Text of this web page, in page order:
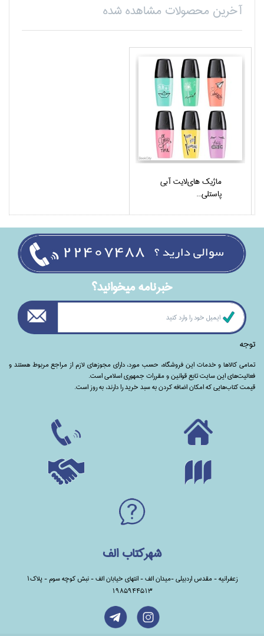
آخرین محصولات مشاهده شده
ماژيك هاي‌لايت آبي
پاستلي...
خبرنامه ميخوانيد؟
توجه
تمامی‌ کالاها و خدمات این فروشگاه، حسب مورد،‌ دارای مجوزهای لازم از مراجع مربوط هستند ‌و‌‌
فعالیت‌های این سایت تابع قوانین و مقررات جمهوری اسلامی است.
قیمت کتاب‌هایی که امکان اضافه کردن به سبد خرید را دارند،‌ به روز است.
شهرکتاب الف
زعفرانیه - مقدس اردبیلی -میدان الف - انتهای خیابان الف - نبش کوچه سوم - پلاک1
1985944513